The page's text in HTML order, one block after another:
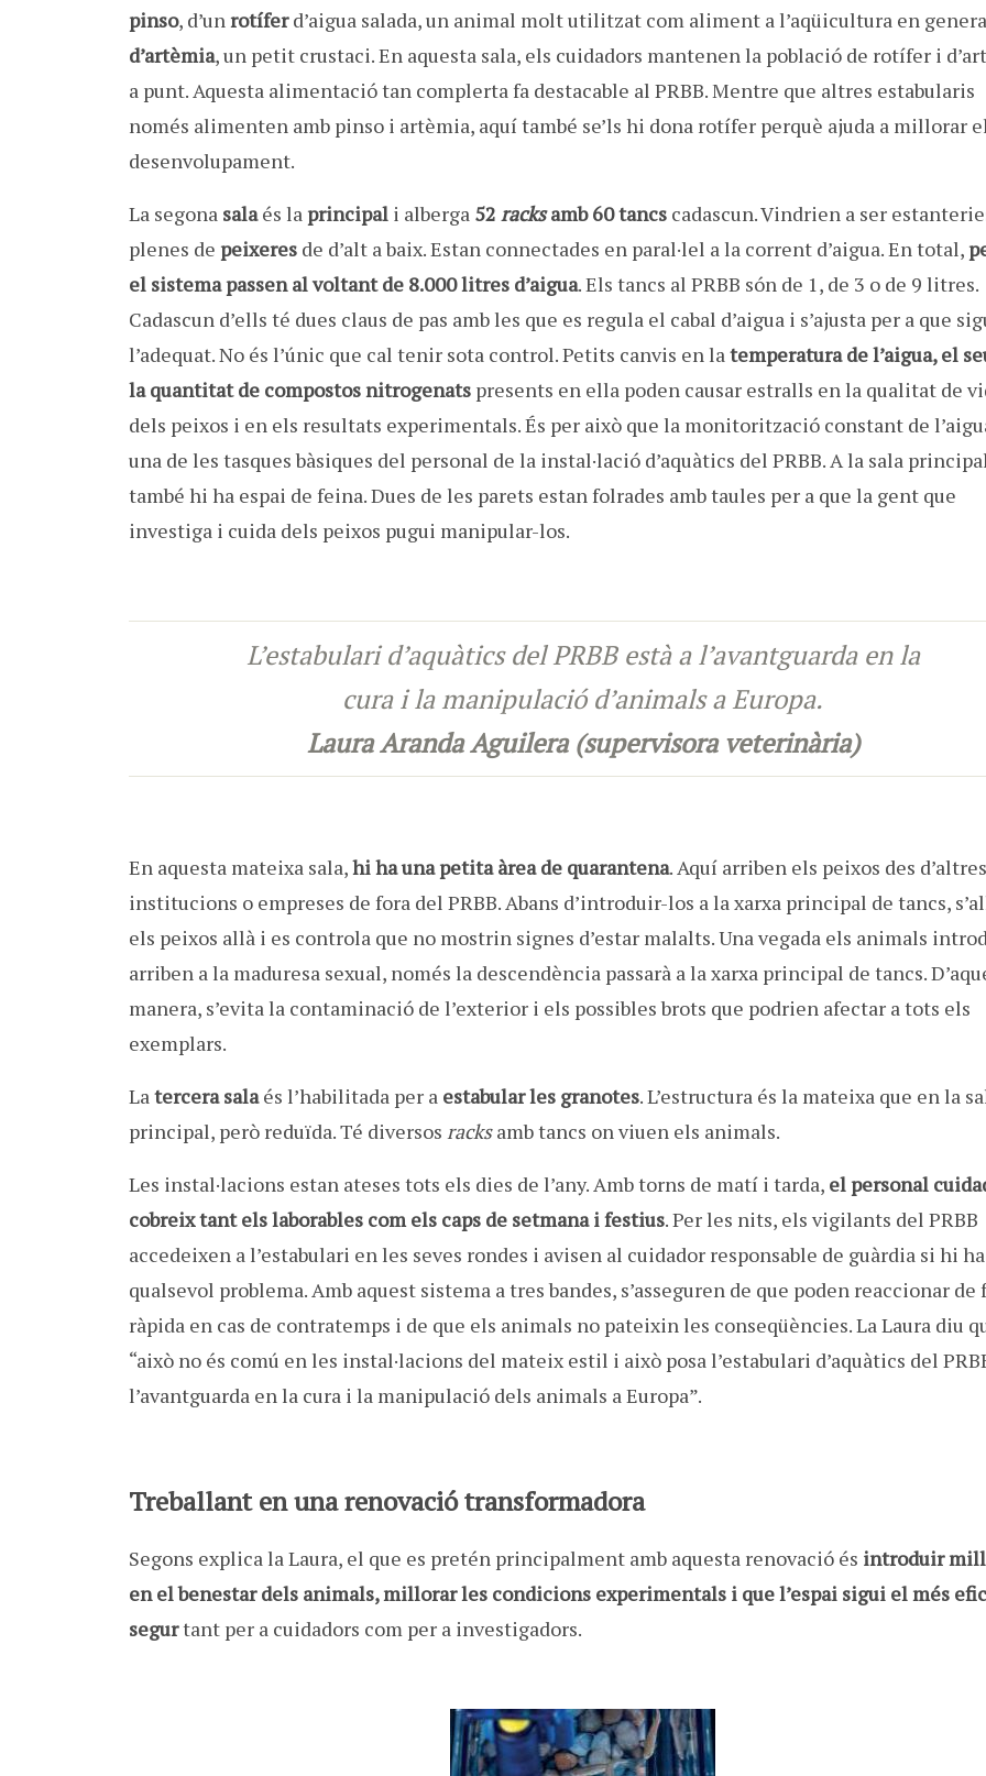
pinso, d’unrotíferd’aigua salada, un animal molt utilitzat com aliment a l’aqüicultura en
d’artèmia, un petit crustaci. En aquesta sala, els cuidadors mantenen la població de rotífer i
a punt. Aquesta alimentació tan complerta fa destacable al PRBB. Mentre que altres estabularis
només alimenten amb pinso i artèmia, aquí també se’ls hi dona rotífer perquè ajuda a millorar
desenvolupament.
La segona salaés laprincipal i alberga 52 racksamb 60 tancs cadascun. Vindrien a ser
plenes de peixeres de d’alt a baix. Estan connectades en paral·lel a la corrent d’aigua. En total,
el sistema passen al voltant de 8.000 litres d’aigua. Els tancs al PRBB són de 1, de 3 o de 9 litres.
Cadascun d’ells té dues claus de pas amb les que es regula el cabal d’aigua i s’ajusta per a que
l’adequat. No és l’únic que cal tenir sota control. Petits canvis en latemperatura de l’aigua, el
la quantitat de compostos nitrogenats presents en ella poden causar estralls en la qualitat de
dels peixos i en els resultats experimentals. És per això que la monitorització constant de
una de les tasques bàsiques del personal de la instal·lació d’aquàtics del PRBB. A la sala
també hi ha espai de feina. Dues de les parets estan folrades amb taules per a que la gent que
investiga i cuida dels peixos pugui manipular-los.
L’estabulari d’aquàtics del PRBB està a l’avantguarda en la
cura i la manipulació d’animals a Europa.
Laura Aranda Aguilera (supervisora veterinària)
En aquesta mateixa sala,hi ha una petita àrea de quarantena. Aquí arriben els peixos des d’altres
institucions o empreses de fora del PRBB. Abans d’introduir-los a la xarxa principal de tancs,
els peixos allà i es controla que no mostrin signes d’estar malalts. Una vegada els animals
arriben a la maduresa sexual, només la descendència passarà a la xarxa principal de tancs.
manera, s’evita la contaminació de l’exterior i els possibles brots que podrien afectar a tots els
exemplars.
Latercera salaés l’habilitada per a estabular les granotes. L’estructura és la mateixa que en la
principal, però reduïda. Té diversos racksamb tancs on viuen els animals.
Les instal·lacions estan ateses tots els dies de l’any. Amb torns de matí i tarda, el personal
cobreix tant els laborables com els caps de setmana i festius. Per les nits, els vigilants del PRBB
accedeixen a l’estabulari en les seves rondes i avisen al cuidador responsable de guàrdia si hi ha
qualsevol problema. Amb aquest sistema a tres bandes, s’asseguren de que poden reaccionar de
ràpida en cas de contratemps i de que els animals no pateixin les conseqüències. La Laura diu
“això no és comú en les instal·lacions del mateix estil i això posa l’estabulari d’aquàtics del
l’avantguarda en la cura i la manipulació dels animals a Europa”.
Treballant en una renovació transformadora
Segons explica la Laura, el que es pretén principalment amb aquesta renovació és introduir
en el benestar dels animals, millorar les condicions experimentals i que l’espai sigui el més
segurtant per a cuidadors com per a investigadors.